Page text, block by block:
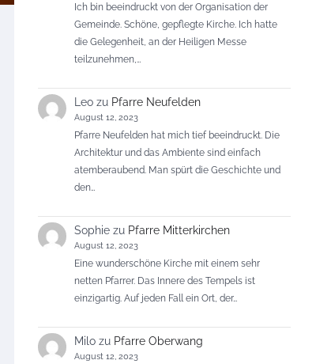
Ich bin beeindruckt von der Organisation der
Gemeinde. Schöne, gepflegte Kirche. Ich hatte
die Gelegenheit, an der Heiligen Messe
teilzunehmen,…
Leo zu Pfarre Neufelden
August 12, 2023
Pfarre Neufelden hat mich tief beeindruckt. Die
Architektur und das Ambiente sind einfach
atemberaubend. Man spürt die Geschichte und
den…
Sophie zu Pfarre Mitterkirchen
August 12, 2023
Eine wunderschöne Kirche mit einem sehr
netten Pfarrer. Das Innere des Tempels ist
einzigartig. Auf jeden Fall ein Ort, der…
Milo zu Pfarre Oberwang
August 12, 2023